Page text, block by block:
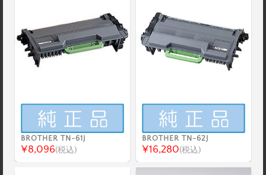
BROTHER TN-61J
¥8,096(税込)
BROTHER TN-62J
¥16,280(税込)